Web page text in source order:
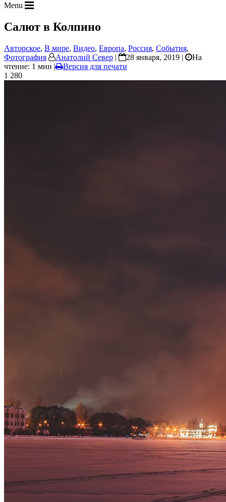
Menu
Салют в Колпино
Авторское, В мире, Видео, Европа, Россия, События,
Фотография
Анатолий Север | 28 января, 2019 |
На
чтение: 1 мин |
Версия для печати
1 280